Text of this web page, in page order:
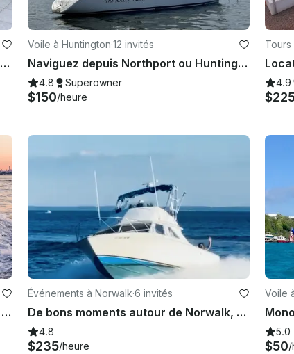
Hunter Marine Passage 450 - Naviguez depuis Norwalk/Westport, CT
Voile à Huntington·12 invités
Naviguez depuis Northport ou Huntington, New York
4.8 Superowner
$150/heure
Tours
4.9
Port Washington, New York - Location de yacht privé - 43' Azimut Flybridge
Événements à Norwalk·6 invités
De bons moments autour de Norwalk, Westport et Rowayton. MEILLEURS TARIFS, MEILLEURS AVIS
4.8
$235/heure
Voile
5.0
$50/